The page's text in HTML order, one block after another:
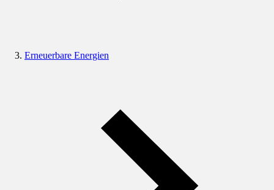
Erneuerbare Energien